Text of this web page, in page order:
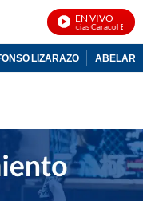
EN VIVO
Noticias Caracol En Vivo
LIZARAZO